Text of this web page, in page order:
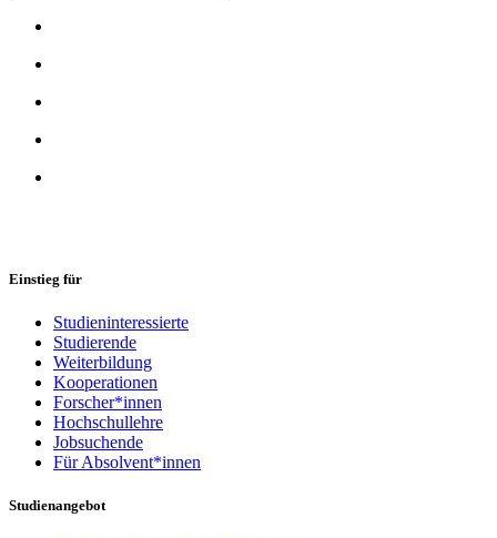
Einstieg für
Studieninteressierte
Studierende
Weiterbildung
Kooperationen
Forscher*innen
Hochschullehre
Jobsuchende
Für Absolvent*innen
Studienangebot